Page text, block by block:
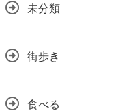
未分類
街歩き
食べる